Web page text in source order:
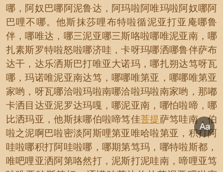
哪，阿奴巴哪阿泥鲁达，阿玛啦阿唯玛啦阿奴哪阿
巴哩不哪。他斯抹莎哩布特啦循泥亚打亚庵哪鲁
伴，哪唯达，哪三泥亚哪三斯咯啦哪唯泥亚南，哪
扎素斯罗特啦怒啦哪济哇，卡呀玛哪洒哪鲁伴萨布
达干，达乐洒斯巴打唯亚大诺玛，哪扎朔达笃呀瓦
哪，玛诺唯泥亚南达笃，哪哪唯第亚，哪哪唯第亚
家哟，呀瓦哪洽啦玛啦南哪洽啦玛啦南家哟，那嘟
卡洒目达亚泥罗达玛嘎，哪泥亚南，哪怕啦啼，哪
比洒玛亚，他斯抹哪伯啦啼笃佳菩提萨笃哇南，伯
啦之泥啊巴啦密淡阿斯哩第亚唯哈啦第亚，积打阿
哇啦哪积打阿哇啦哪，哪期第笃玛，哪特啦斯都，
唯吧哩亚洒阿第咯然打，泥斯打泥哇南，啼哩亚笃